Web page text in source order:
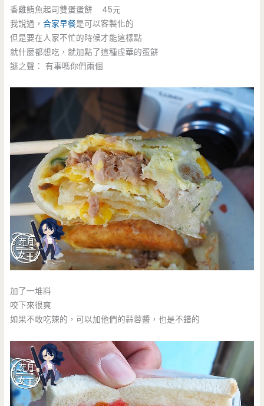
香雞鮪魚起司雙蛋蛋餅 45元
我說過，合家早餐是可以客製化的
但是要在人家不忙的時候才能這樣點
就什麼都想吃，就加點了這種虛華的蛋餅
謎之聲： 有事嗎你們兩個
加了一堆料
咬下來很爽
如果不敢吃辣的，可以加他們的蒜蓉醬，也是不錯的